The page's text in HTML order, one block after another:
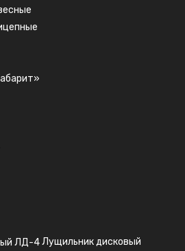
Лущильник дисковый